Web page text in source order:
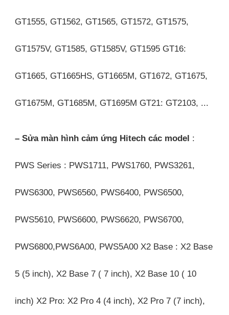
GT1555, GT1562, GT1565, GT1572, GT1575,
GT1575V, GT1585, GT1585V, GT1595 GT16:
GT1665, GT1665HS, GT1665M, GT1672, GT1675,
GT1675M, GT1685M, GT1695M GT21: GT2103, ...
– Sửa màn hình cảm ứng Hitech các model :
PWS Series : PWS1711, PWS1760, PWS3261,
PWS6300, PWS6560, PWS6400, PWS6500,
PWS5610, PWS6600, PWS6620, PWS6700,
PWS6800,PWS6A00, PWS5A00 X2 Base : X2 Base
5 (5 inch), X2 Base 7 ( 7 inch), X2 Base 10 ( 10
inch) X2 Pro: X2 Pro 4 (4 inch), X2 Pro 7 (7 inch),